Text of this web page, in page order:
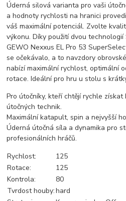
Úderná silová varianta pro vaši
a hodnoty rychlosti na hranici
váš maximální potenciál. Zvolte
výkonu. Díky použití dvou
GEWO Nexxus EL Pro 53
se očekávalo, a to navzdory
nabízí maximální rychlost, optimální
rotace. Ideální pro hru u stolu s
Pro útočníky, kteří chtějí rychle
útočných technik.
Maximální katapult, spin a nejvyšší
Úderná útočná síla a dynamika pro
profesionálních hráčů.
Rychlost:
125
Rotace:
125
Kontrola:
80
Tvrdost houby:hard